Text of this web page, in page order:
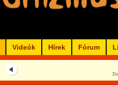
Videók Hírek Fórum